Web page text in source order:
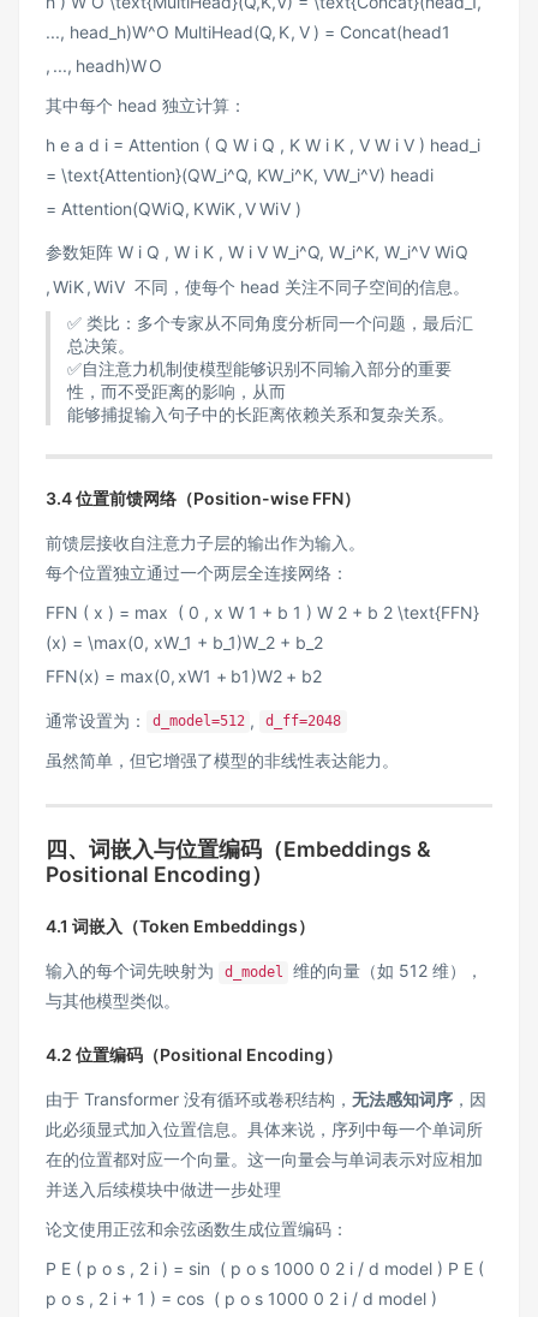
..., head_h)W^O MultiHead(Q, K, V ) = Concat(head1
, ..., headh)WO
其中每个 head 独立计算：
h e a d i = Attention ( Q W i Q , K W i K , V W i V ) head_i
= \text{Attention}(QW_i^Q, KW_i^K, VW_i^V) headi
= Attention(QWiQ, KWiK,VWiV )
参数矩阵 W i Q , W i K , W i V W_i^Q, W_i^K, W_i^V WiQ
,WiK,WiV 不同，使每个 head 关注不同子空间的信息。
✅ 类比：多个专家从不同角度分析同一个问题，最后汇
总决策。
✅自注意力机制使模型能够识别不同输入部分的重要
性，而不受距离的影响，从而
能够捕捉输入句子中的长距离依赖关系和复杂关系。
3.4 位置前馈网络（Position-wise FFN）
前馈层接收自注意力子层的输出作为输入。
每个位置独立通过一个两层全连接网络：
FFN ( x ) = max ⁡ ( 0 , x W 1 + b 1 ) W 2 + b 2 \text{FFN}
(x) = \max(0, xW_1 + b_1)W_2 + b_2
FFN(x) = max(0, xW1 + b1 )W2 + b2
通常设置为： d_model=512 , d_ff=2048
虽然简单，但它增强了模型的非线性表达能力。
四、词嵌入与位置编码（Embeddings &
Positional Encoding）
4.1 词嵌入（Token Embeddings）
输入的每个词先映射为 d_model
维的向量（如 512 维），
与其他模型类似。
4.2 位置编码（Positional Encoding）
由于 Transformer 没有循环或卷积结构， 无法感知词序 ，因
此必须显式加入位置信息。具体来说，序列中每一个单词所
在的位置都对应一个向量。这一向量会与单词表示对应相加
并送入后续模块中做进一步处理
论文使用正弦和余弦函数生成位置编码：
P E ( p o s , 2 i ) = sin ⁡ ( p o s 1000 0 2 i / d model ) P E (
p o s , 2 i + 1 ) = cos ⁡ ( p o s 1000 0 2 i / d model )